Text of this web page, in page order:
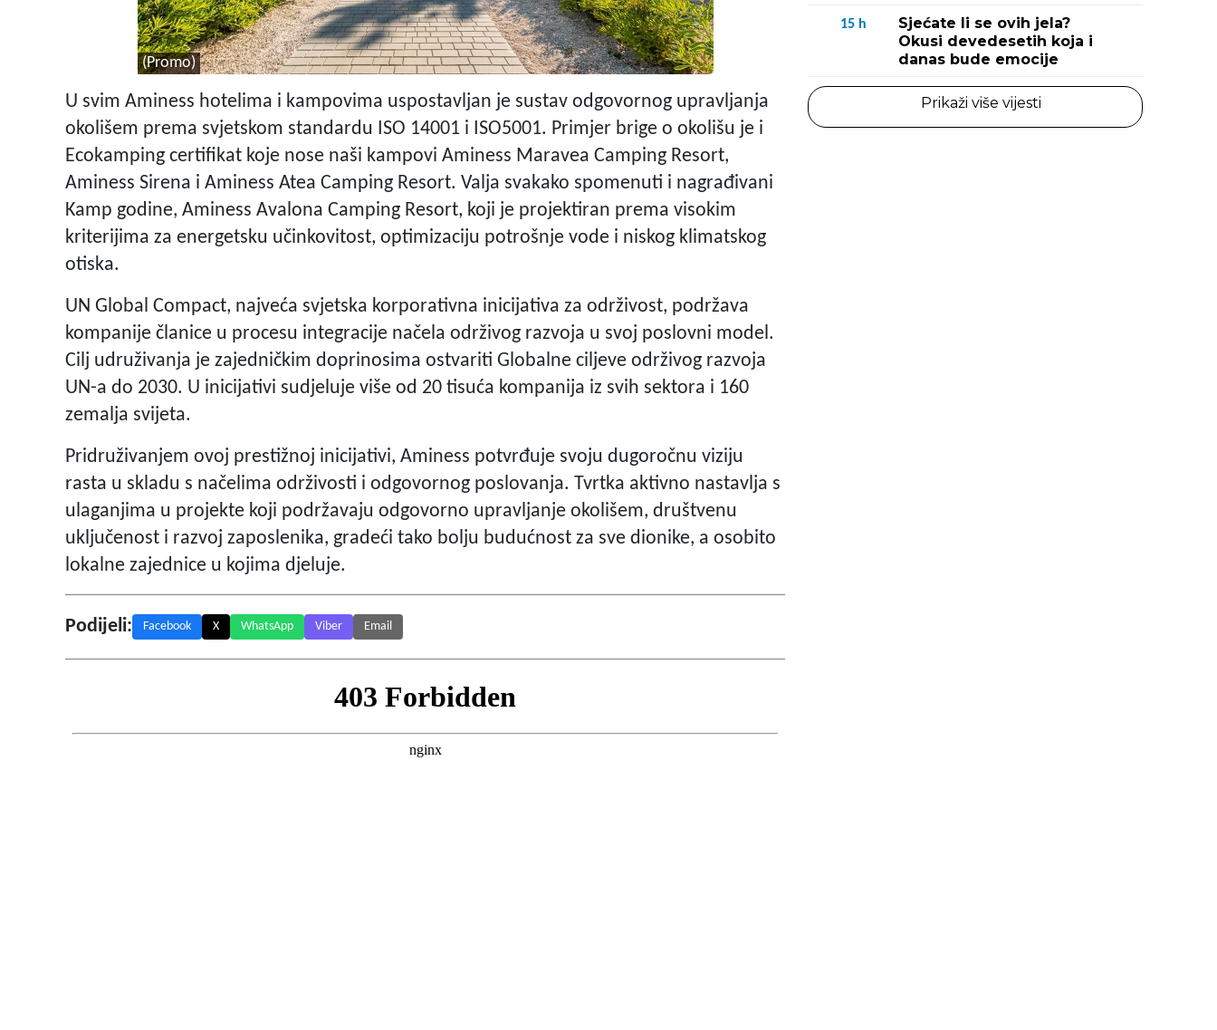
(Promo)
U svim Aminess hotelima i kampovima uspostavljan je sustav odgovornog upravljanja
okolišem prema svjetskom standardu ISO 14001 i ISO5001. Primjer brige o okolišu je i
Ecokamping certifikat koje nose naši kampovi Aminess Maravea Camping Resort,
Aminess Sirena i Aminess Atea Camping Resort. Valja svakako spomenuti i nagrađivani
Kamp godine, Aminess Avalona Camping Resort, koji je projektiran prema visokim
kriterijima za energetsku učinkovitost, optimizaciju potrošnje vode i niskog klimatskog
otiska.
UN Global Compact, najveća svjetska korporativna inicijativa za održivost, podržava
kompanije članice u procesu integracije načela održivog razvoja u svoj poslovni model.
Cilj udruživanja je zajedničkim doprinosima ostvariti Globalne ciljeve održivog razvoja
UN-a do 2030. U inicijativi sudjeluje više od 20 tisuća kompanija iz svih sektora i 160
zemalja svijeta.
Pridruživanjem ovoj prestižnoj inicijativi, Aminess potvrđuje svoju dugoročnu viziju
rasta u skladu s načelima održivosti i odgovornog poslovanja. Tvrtka aktivno nastavlja s
ulaganjima u projekte koji podržavaju odgovorno upravljanje okolišem, društvenu
uključenost i razvoj zaposlenika, gradeći tako bolju budućnost za sve dionike, a osobito
lokalne zajednice u kojima djeluje.
Podijeli: Facebook X WhatsApp Viber Email
15 h
Sjećate li se ovih jela?
Okusi devedesetih koja i
danas bude emocije
Prikaži više vijesti